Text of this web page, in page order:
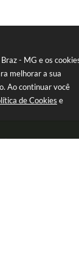
- MG e os
melhorar a sua
Ao continuar você
de Cookies e
(35) 99971-